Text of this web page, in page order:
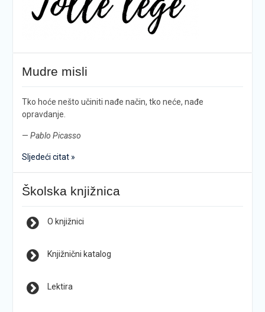
Mudre misli
Tko hoće nešto učiniti nađe način, tko neće, nađe
opravdanje.
— Pablo Picasso
Sljedeći citat »
Školska knjižnica
O knjižnici
Knjižnični katalog
Lektira